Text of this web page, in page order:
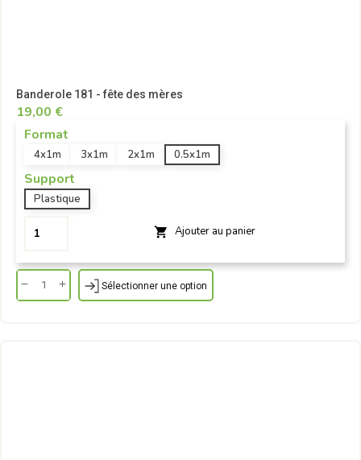
Banderole 181 - fête des mères
19,00 €
Format
4x1m 3x1m 2x1m 0.5x1m
Support
Plastique
 Ajouter au panier
Sélectionner une option